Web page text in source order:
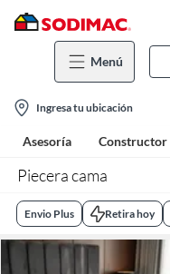
Menú
location-
icon
Ingresa tu ubicación
Asesoría Constructor
Piecera cama
Envio Plus Retira hoy